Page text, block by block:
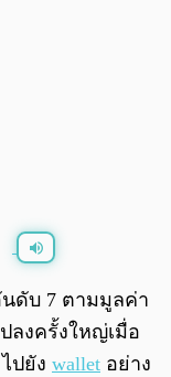
ดับ 7 ตามมูลค่า
ลงครั้งใหญ่เมื่อ
ปยัง wallet อย่าง